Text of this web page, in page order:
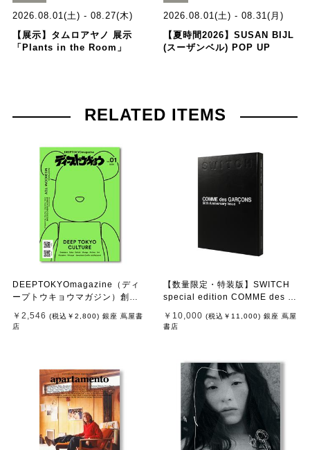
2026.08.01(土) - 08.27(木)
【展示】タムロアヤノ 展示
「Plants in the Room」
2026.08.01(土) - 08.31(月)
【夏時間2026】SUSAN BIJL
(スーザンベル) POP UP
RELATED ITEMS
DEEPTOKYOmagazine（ディ
ープトウキョウマガジン）創刊
￥2,546 (税込 ￥2,800) 銀座 蔦屋書
店
【数量限定・特装版】SWITCH
special edition COMME des G
ue
￥10,000 (税込 ￥11,000) 銀座 蔦屋
書店